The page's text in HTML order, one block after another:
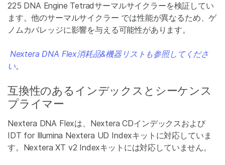
225 DNA Engine Tetradサーマルサイクラーを検証してい
ます。他のサーマルサイクラー では性能が異なるため、ゲ
ノムカバレッジに影響を与える可能性があります。
Nextera DNA Flex消耗品&機器リストも参照してくださ
い。
互換性のあるインデックスとシーケンス
プライマー
Nextera DNA Flexは、Nextera CDインデックスおよび
IDT for Illumina Nextera UD Indexキットに対応していま
す。Nextera XT v2 Indexキットには対応していません。